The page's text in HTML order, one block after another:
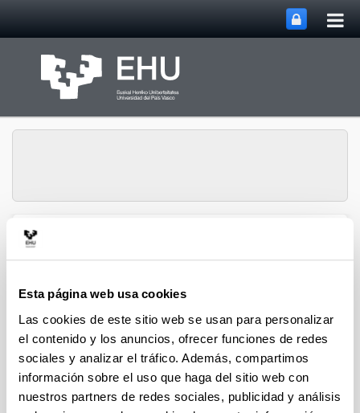
Esta página web usa cookies
Las cookies de este sitio web se usan para personalizar
el contenido y los anuncios, ofrecer funciones de redes
sociales y analizar el tráfico. Además, compartimos
información sobre el uso que haga del sitio web con
nuestros partners de redes sociales, publicidad y análisis
Acceso a listado completo y actualizado
de publicaciones en revistas
internacionales
A través del perfil de GISEL en Portal de Producción
Científica de la UPV/EHU, se puede acceder al listado